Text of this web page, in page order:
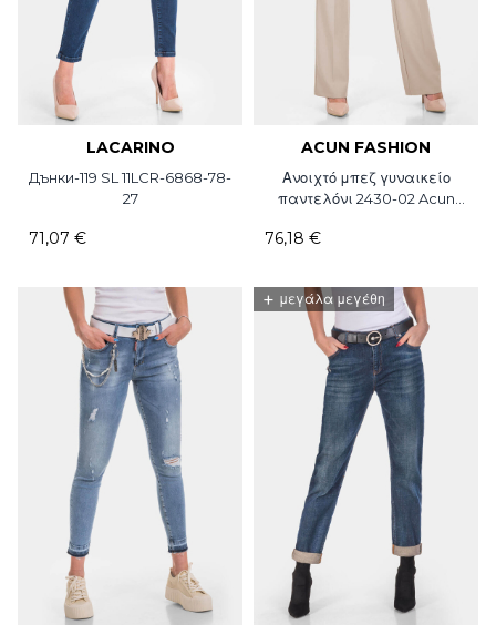
LACARINO
Дънки-119 SL 11LCR-6868-78-
27
71,07 €
ACUN FASHION
Ανοιχτό μπεζ γυναικείο
παντελόνι 2430-02 Acun
76,18 €
+ μεγάλα μεγέθη